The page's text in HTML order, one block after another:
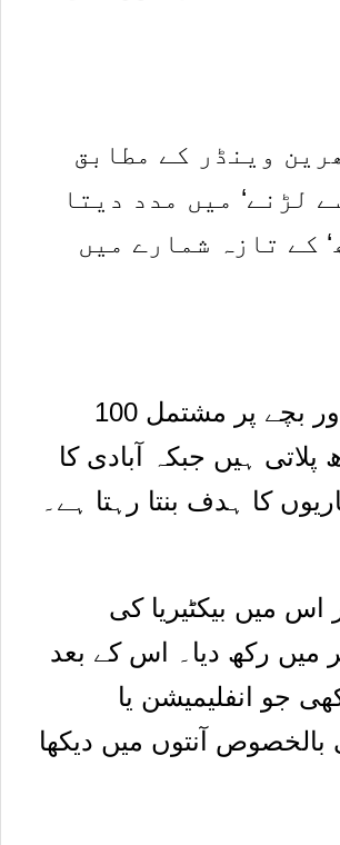
وینڈر کے مطابق
لڑنے‘ میں مدد دیتا
کے تازہ شمارے میں
ماہرین نے تنزانیہ میں اس کا جائزہ لیا ہے جس میں ماں اور بچے پر مشتمل 100
ہیں جبکہ آبادی کا
کا ہدف بنتا رہتا ہے۔
اس میں بیکٹیریا کی
میں رکھ دیا۔ اس کے بعد
دیکھی جو انفلیمیشن یا
آنتوں میں دیکھا